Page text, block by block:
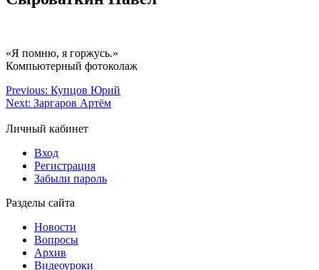
«Я помню, я горжусь.»
Компьютерный фотоколаж
Previous: Купцов Юрий
Next: Заргаров Артём
Личный кабинет
Вход
Регистрация
Забыли пароль
Разделы сайта
Новости
Вопросы
Архив
Видеоуроки